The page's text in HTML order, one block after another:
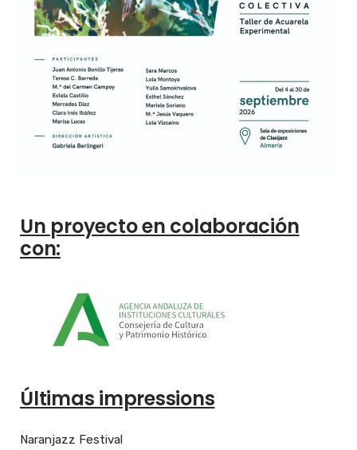
Un proyecto en colaboración
con:
Últimas impressions
Naranjazz Festival